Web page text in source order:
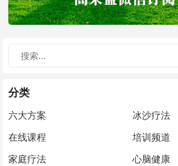
分类
六大方案
冰沙疗法
在线课程
培训频道
家庭疗法
心脑健康